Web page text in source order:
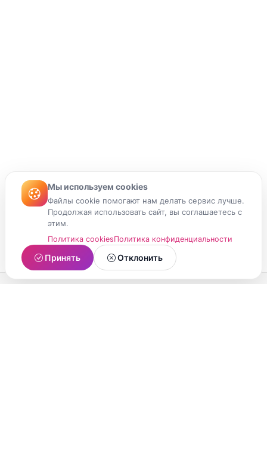
Мы используем cookies
Файлы cookie помогают нам делать сервис лучше.
Продолжая использовать сайт, вы соглашаетесь с
этим.
Политика cookiesПолитика конфиденциальности
Принять Отклонить